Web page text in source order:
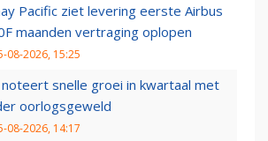
Pacific ziet levering eerste Airbus
maanden vertraging oplopen
08-2026, 15:25
noteert snelle groei in kwartaal met
oorlogsgeweld
08-2026, 14:17